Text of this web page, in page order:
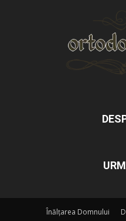
Înălțarea Domnului